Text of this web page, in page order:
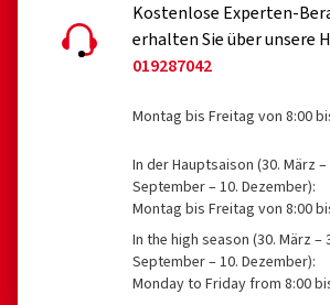
Kostenlose Experten-
erhalten Sie über unsere
019287042
Montag bis Freitag von 8:00
In der Hauptsaison (30. März –
September – 10. Dezember):
Montag bis Freitag von 8:00
In the high season (30. März –
September – 10. Dezember):
Monday to Friday from 8:00